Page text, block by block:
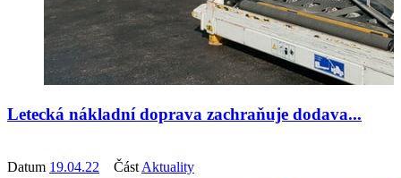
Letecká nákladní doprava zachraňuje dodava...
Datum 19.04.22 Část Aktuality